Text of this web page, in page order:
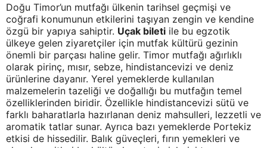
Doğu Timor’un mutfağı ülkenin tarihsel geçmişi ve
coğrafi konumunun etkilerini taşıyan zengin ve kendine
özgü bir yapıya sahiptir. Uçak bileti ile bu egzotik
ülkeye gelen ziyaretçiler için mutfak kültürü gezinin
önemli bir parçası haline gelir. Timor mutfağı ağırlıklı
olarak pirinç, mısır, sebze, hindistancevizi ve deniz
ürünlerine dayanır. Yerel yemeklerde kullanılan
malzemelerin tazeliği ve doğallığı bu mutfağın temel
özelliklerinden biridir. Özellikle hindistancevizi sütü ve
farklı baharatlarla hazırlanan deniz mahsulleri, lezzetli ve
aromatik tatlar sunar. Ayrıca bazı yemeklerde Portekiz
etkisi de hissedilir. Balık güveçleri, fırın yemekleri ve